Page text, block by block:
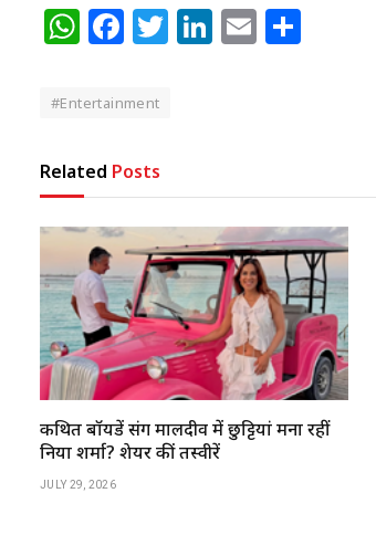
WhatsApp
Facebook
Twitter
LinkedIn
Email
#Entertainment
Related Posts
कथित बॉयफ्रेंड संग मालदीव में छुट्टियां मना रहीं
निया शर्मा? शेयर कीं तस्वीरें
JULY 29, 2026